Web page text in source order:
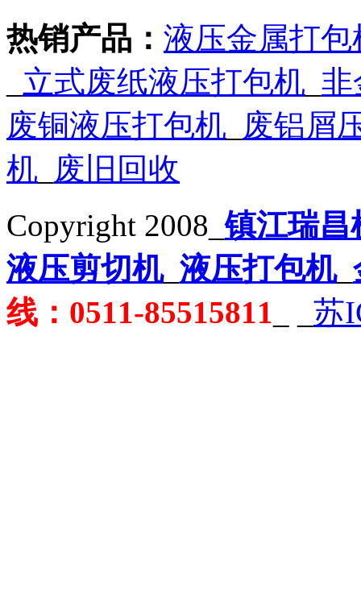
热销产品： 液压金属打包
立式废纸液压打包机 非
废铜液压打包机 废铝屑
机 废旧回收
Copyright 2008_镇江瑞昌
液压剪切机_ 液压打包机_
线：0511-85515811
苏